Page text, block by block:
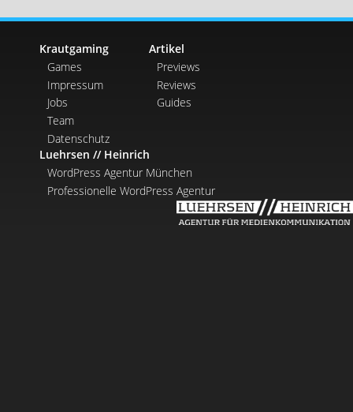
Krautgaming
Games
Impressum
Jobs
Team
Datenschutz
Artikel
Previews
Reviews
Guides
Luehrsen // Heinrich
WordPress Agentur München
Professionelle WordPress Agentur